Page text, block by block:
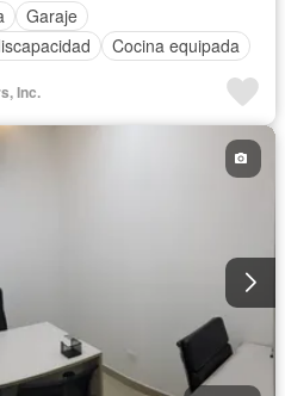
Garaje
Cocina equipada
Inc.